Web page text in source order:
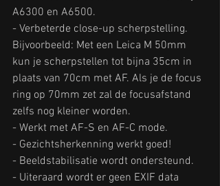
A6300 en A6500.
- Verbeterde close-up scherpstelling.
Bijvoorbeeld: Met een Leica M 50mm
kun je scherpstellen tot bijna 35cm in
plaats van 70cm met AF. Als je de focus
ring op 70mm zet zal de focusafstand
zelfs nog kleiner worden.
- Werkt met AF-S en AF-C mode.
- Gezichtsherkenning werkt goed!
- Beeldstabilisatie wordt ondersteund.
- Uiteraard wordt er geen EXIF data